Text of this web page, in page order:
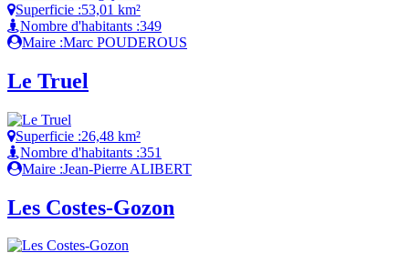
Superficie :53,01 km²
Nombre d'habitants :349
Maire :Marc POUDEROUS
Le Truel
Superficie :26,48 km²
Nombre d'habitants :351
Maire :Jean-Pierre ALIBERT
Les Costes-Gozon